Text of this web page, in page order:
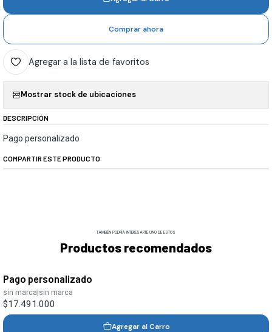
Comprar ahora
Agregar a la lista de favoritos
Mostrar stock de ubicaciones
DESCRIPCIÓN
Pago personalizado
COMPARTIR ESTE PRODUCTO
TAMBIÉN PODRÍA INTERESARTE UNO DE ESTOS
Productos recomendados
Pago personalizado
sin marca sin marca
$17.491.000
Agregar al Carro